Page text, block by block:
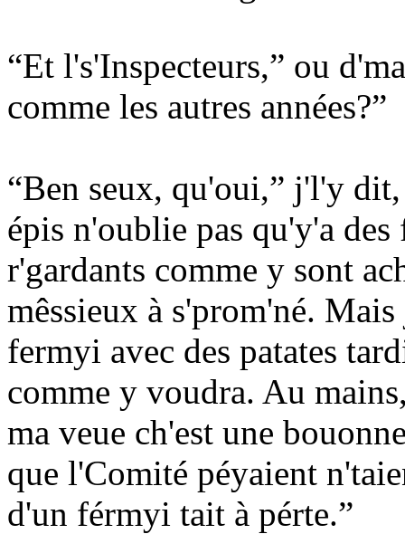
“Et l's'Inspecteurs,” ou
comme les autres années?”
“Ben seux, qu'oui,” j'l'y
épis n'oublie pas qu'y'a
r'gardants comme y sont
mêssieux à s'prom'né.
fermyi avec des patates
comme y voudra. Au
ma veue ch'est une
que l'Comité péyaient
d'un férmyi tait à pérte.”